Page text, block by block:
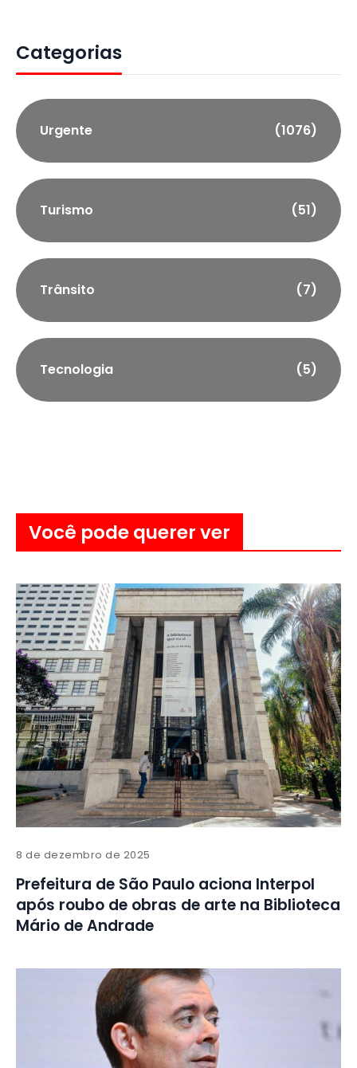
Categorias
Urgente (1076)
Turismo (51)
Trânsito (7)
Tecnologia (5)
Você pode querer ver
8 de dezembro de 2025
Prefeitura de São Paulo aciona Interpol
após roubo de obras de arte na Biblioteca
Mário de Andrade